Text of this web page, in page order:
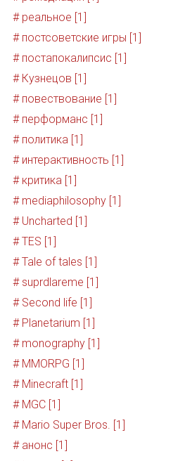
# реальное [1]
# постсоветские игры [1]
# постапокалипсис [1]
# Кузнецов [1]
# повествование [1]
# перформанс [1]
# политика [1]
# интерактивность [1]
# критика [1]
# mediaphilosophy [1]
# Uncharted [1]
# TES [1]
# Tale of tales [1]
# suprdlareme [1]
# Second life [1]
# Planetarium [1]
# monography [1]
# MMORPG [1]
# Minecraft [1]
# MGC [1]
# Mario Super Bros. [1]
# анонс [1]